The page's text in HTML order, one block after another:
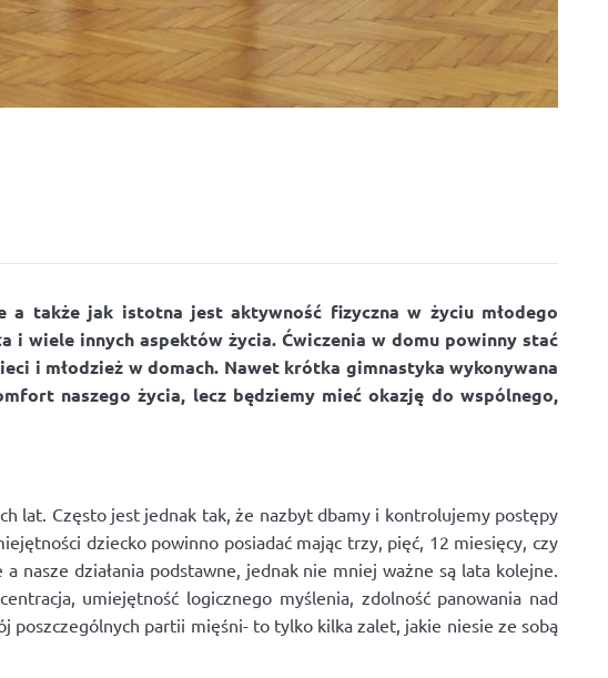
także jak istotna jest aktywność fizyczna w życiu młodego
i wiele innych aspektów życia. Ćwiczenia w domu powinny stać
i młodzież w domach. Nawet krótka gimnastyka wykonywana
naszego życia, lecz będziemy mieć okazję do wspólnego,
lat. Często jest jednak tak, że nazbyt dbamy i kontrolujemy postępy
dziecko powinno posiadać mając trzy, pięć, 12 miesięcy, czy
nasze działania podstawne, jednak nie mniej ważne są lata kolejne.
umiejętność logicznego myślenia, zdolność panowania nad
poszczególnych partii mięśni- to tylko kilka zalet, jakie niesie ze sobą